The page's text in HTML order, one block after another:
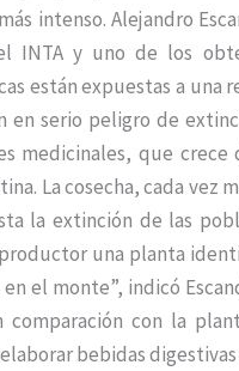
intenso. Alejandro
INTA y uno de los
están expuestas a una
en serio peligro de
medicinales, que crece
La cosecha, cada vez
la extinción de las
una planta
el monte”, indicó
comparación con la
bebidas